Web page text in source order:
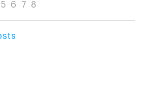
5 6 7 8